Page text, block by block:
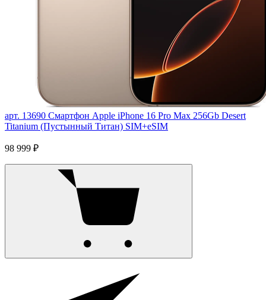
арт. 13690 Смартфон Apple iPhone 16 Pro Max 256Gb Desert
Titanium (Пустынный Титан) SIM+eSIM
98 999 ₽